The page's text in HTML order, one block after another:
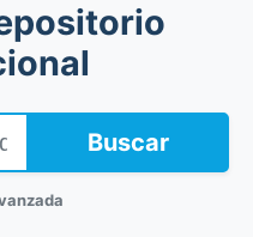
Buscar